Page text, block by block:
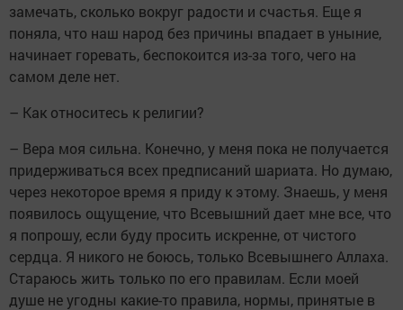
замечать, сколько вокруг радости и счастья. Еще я
поняла, что наш народ без причины впадает в уныние,
начинает горевать, беспокоится из-за того, чего на
самом деле нет.
– Как относитесь к религии?
– Вера моя сильна. Конечно, у меня пока не получается
придерживаться всех предписаний шариата. Но думаю,
через некоторое время я приду к этому. Знаешь, у меня
появилось ощущение, что Всевышний дает мне все, что
я попрошу, если буду просить искренне, от чистого
сердца. Я никого не боюсь, только Всевышнего Аллаха.
Стараюсь жить только по его правилам. Если моей
душе не угодны какие-то правила, нормы, принятые в